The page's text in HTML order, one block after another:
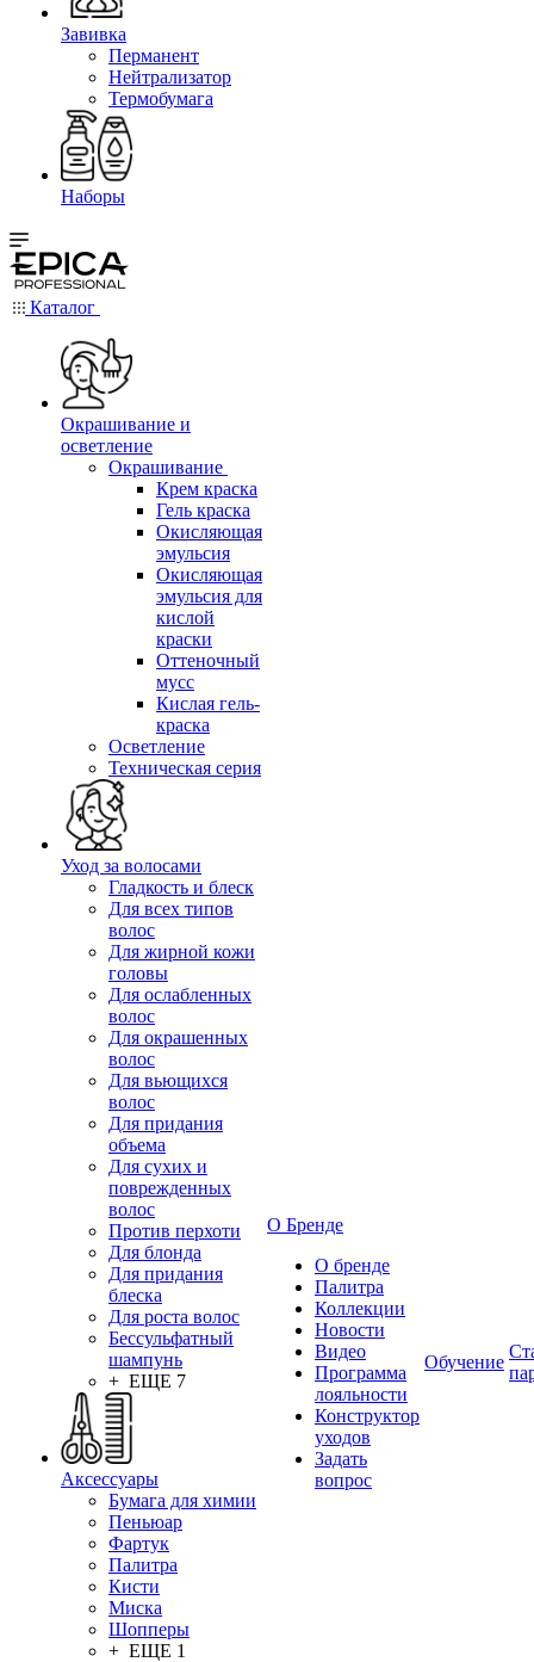
Завивка
Перманент
Нейтрализатор
Термобумага
Наборы
Каталог
Окрашивание и
осветление
Окрашивание
Крем краска
Гель краска
Окисляющая
эмульсия
Окисляющая
эмульсия для
кислой
краски
Оттеночный
мусс
Кислая гель-
краска
Осветление
Техническая серия
Уход за волосами
Гладкость и блеск
Для всех типов
волос
Для жирной кожи
головы
Для ослабленных
волос
Для окрашенных
волос
Для вьющихся
волос
Для придания
объема
Для сухих и
поврежденных
волос
Против перхоти
Для блонда
Для придания
блеска
Для роста волос
Бессульфатный
шампунь
+ ЕЩЕ 7
Аксессуары
Бумага для химии
Пеньюар
Фартук
Палитра
Кисти
Миска
Шопперы
+ ЕЩЕ 1
О Бренде
О бренде
Палитра
Коллекции
Новости
Видео
Программа
лояльности
Конструктор
уходов
Задать
вопрос
Обучение